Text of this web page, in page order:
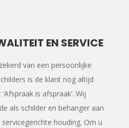
EN SERVICE
van een persoonlijke
is de klant nog altijd
is afspraak’. Wij
als schilder en behanger aan
houding. Om u